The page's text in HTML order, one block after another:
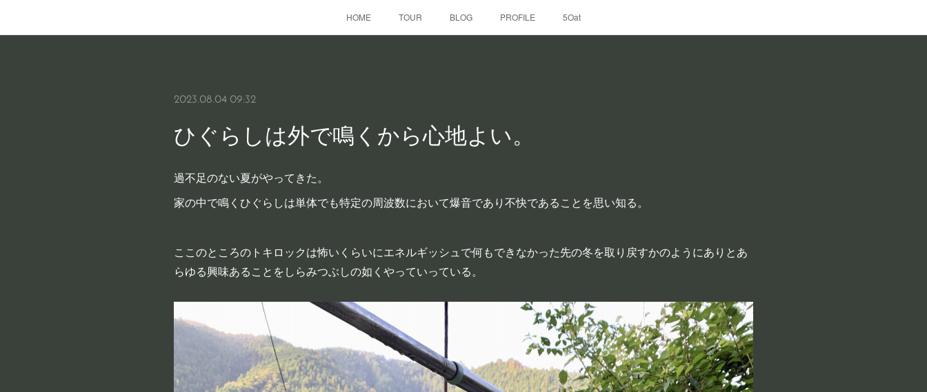
HOME TOUR BLOG PROFILE 5Oat
2023.08.04 09:32
ひぐらしは外で鳴くから心地よい。
過不足のない夏がやってきた。
家の中で鳴くひぐらしは単体でも特定の周波数において爆音であり不快であることを思い知る。
ここのところのトキロックは怖いくらいにエネルギッシュで何もできなかった先の冬を取り戻すかのようにありとあ
らゆる興味あることをしらみつぶしの如くやっていっている。